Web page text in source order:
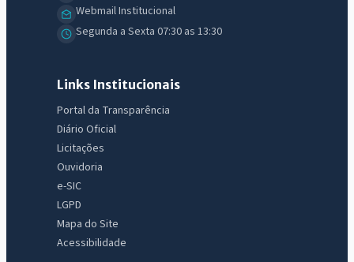
Webmail Institucional
Segunda a Sexta 07:30 as 13:30
Links Institucionais
Portal da Transparência
Diário Oficial
Licitações
Ouvidoria
e-SIC
LGPD
Mapa do Site
Acessibilidade